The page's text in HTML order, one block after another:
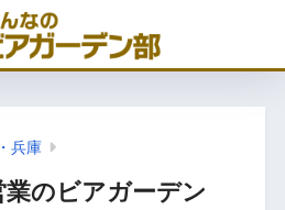
兵庫
のビアガーデン